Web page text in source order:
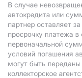
В случае
автокредита или
партнер оставляет
просрочку платежа
первоначальной
условий погашения
могут быть
коллекторское